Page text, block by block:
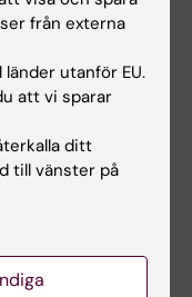
från externa
utanför EU.
att vi sparar
ditt
till vänster på